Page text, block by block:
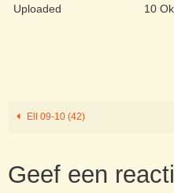
Uploaded 10
Ell 09-10 (42)
Geef een